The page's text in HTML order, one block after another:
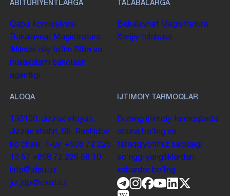
ABITURIYENTLARGA
Qabul komissiyasi
Bakalavriat Magistratura
Ikkinchi oliy taʼlim Bilim va
malakalarni baholash
agentligi
TALABALARGA
Bakalavriat Magistratura
Xorijiy talabalar
ALOQA
130100. Jizzax viloyati,
Jizzax shahri, Sh. Rashidov
koʻchasi, 4-uy. +998 72 226
13 57 +998 72 226 68 10
info@jdpu.uz
jiz.jdpi@exat.uz
IJTIMOIY TARMOQLAR
Bizning ijtimoiy tarmoqlarda
obuna boʻling va
taraqqiyotimiz haqidagi
soʻnggi yangiliklardan
xabardor boʻling.